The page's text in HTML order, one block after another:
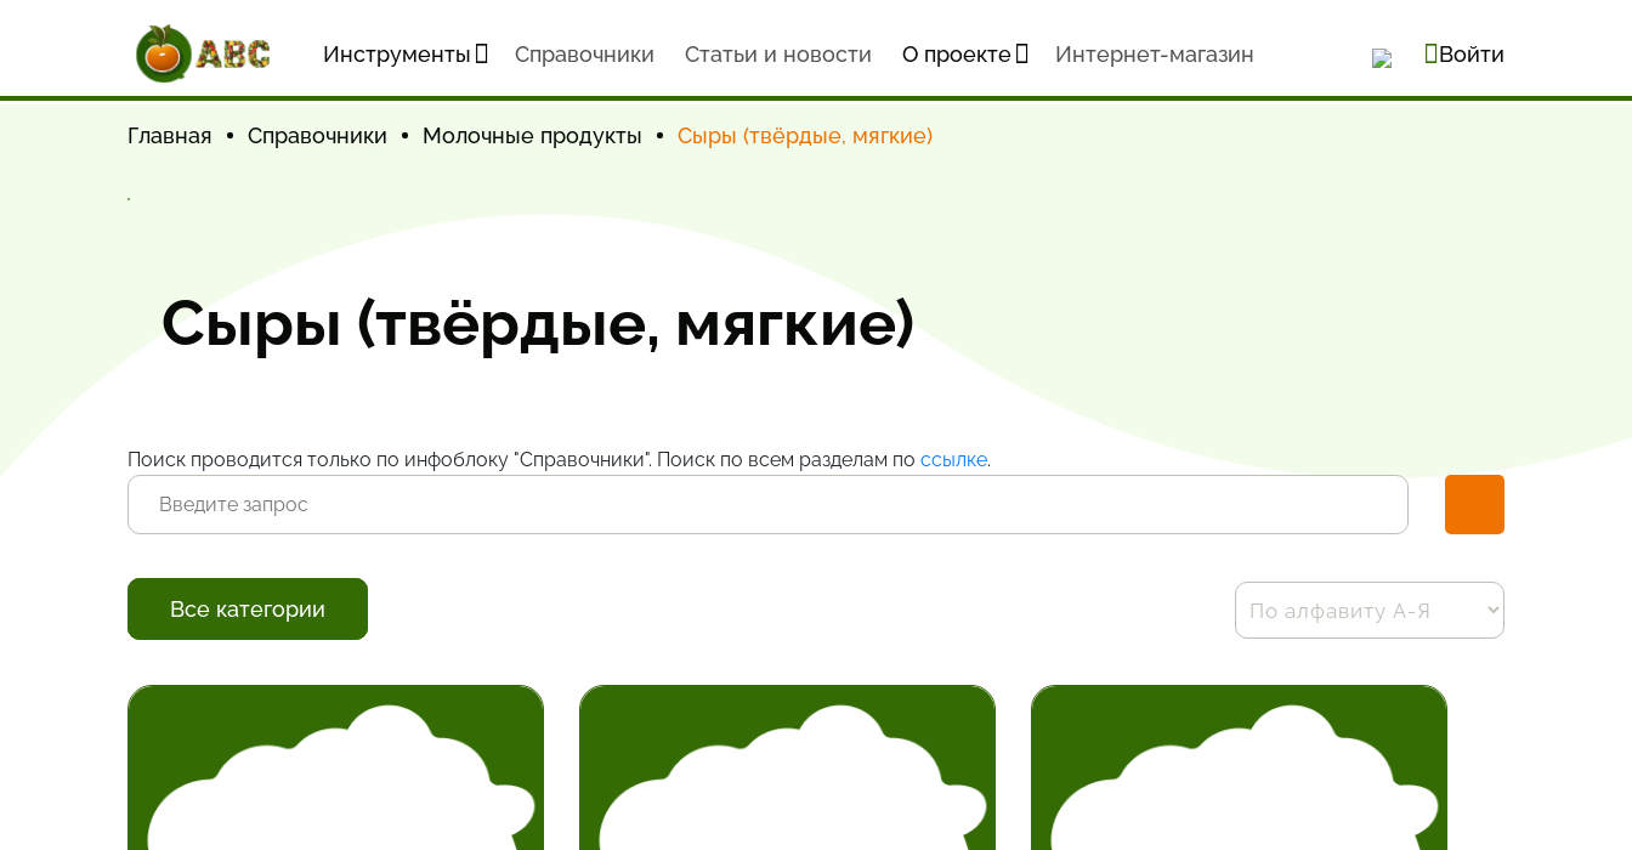
Инструменты Cправочники Статьи и новости О проекте Интернет-магазин Войти
Главная Справочники Молочные продукты Сыры (твёрдые, мягкие)
Сыры (твёрдые, мягкие)
Поиск проводится только по инфоблоку "Справочники". Поиск по всем разделам по ссылке.
Все категории